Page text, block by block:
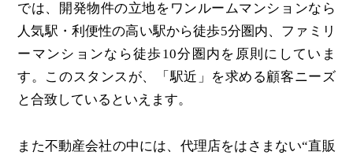
では、開発物件の立地をワンルームマンションなら
人気駅・利便性の高い駅から徒歩5分圏内、ファミリ
ーマンションなら徒歩10分圏内を原則にしていま
す。このスタンスが、「駅近」を求める顧客ニーズ
と合致しているといえます。
また不動産会社の中には、代理店をはさまない“直販